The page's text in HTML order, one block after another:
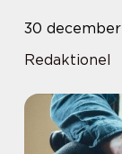
30
Redaktionel